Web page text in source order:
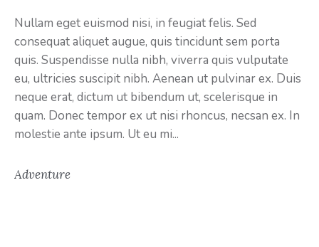
Nullam eget euismod nisi, in feugiat felis. Sed
consequat aliquet augue, quis tincidunt sem porta
quis. Suspendisse nulla nibh, viverra quis vulputate
eu, ultricies suscipit nibh. Aenean ut pulvinar ex. Duis
neque erat, dictum ut bibendum ut, scelerisque in
quam. Donec tempor ex ut nisi rhoncus, necsan ex. In
molestie ante ipsum. Ut eu mi...
Adventure